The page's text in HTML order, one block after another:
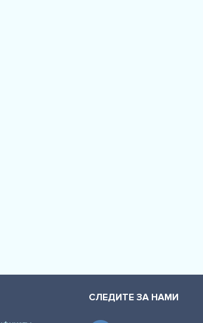
СЛЕДИТЕ ЗА НАМИ